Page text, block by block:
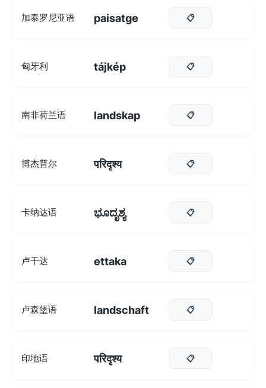
加泰罗尼亚语 paisatge 📋
匈牙利 tájkép 📋
南非荷兰语 landskap 📋
博杰普尔 परिदृश्य 📋
卡纳达语 ಭೂದೃಶ್ಯ 📋
卢干达 ettaka 📋
卢森堡语 landschaft 📋
印地语 परिदृश्य 📋